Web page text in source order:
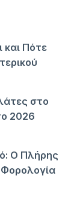
και Πότε
στο
2026
Ο Πλήρης